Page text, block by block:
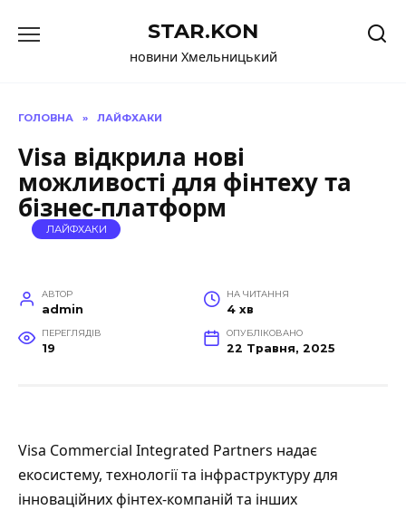
до
STAR.KON
новини Хмельницький
ГОЛОВНА » ЛАЙФХАКИ
Visa відкрила нові
можливості для фінтеху та
бізнес-платформ
ЛАЙФХАКИ
АВТОР
admin
НА ЧИТАННЯ
4 хв
ПЕРЕГЛЯДІВ
19
ОПУБЛІКОВАНО
22 Травня, 2025
Visa Commercial Integrated Partners надає
екосистему, технології та інфраструктуру для
інноваційних фінтех-компаній та інших